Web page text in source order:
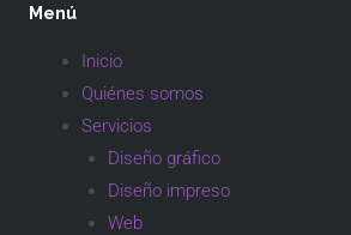
Menú
Inicio
Quiénes somos
Servicios
Diseño gráfico
Diseño impreso
Web